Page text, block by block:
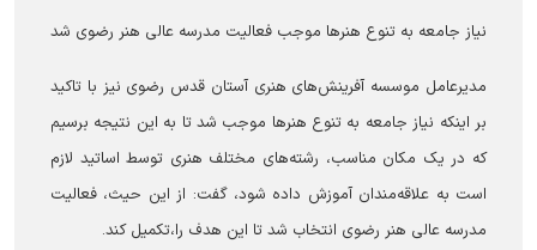
نیاز جامعه به تنوع هنرها موجب فعالیت مدرسه عالی هنر رضوی شد
مدیرعامل موسسه آفرینش‌های هنری آستان قدس رضوی نیز با تاکید
بر اینکه نیاز جامعه به تنوع هنرها موجب شد تا به این نتیجه برسیم
که در یک مکان مناسب، رشته‌های مختلف هنری توسط اساتید لازم
است به علاقه‌مندان آموزش داده شود، گفت: از این حیث، فعالیت
مدرسه عالی هنر رضوی انتخاب شد تا این هدف را،تکمیل کند.